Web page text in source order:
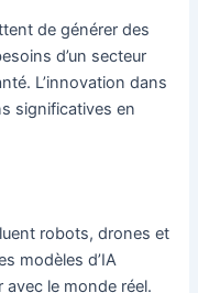
de générer des
d’un secteur
L’innovation dans
significatives en
robots, drones et
modèles d’IA
avec le monde réel.